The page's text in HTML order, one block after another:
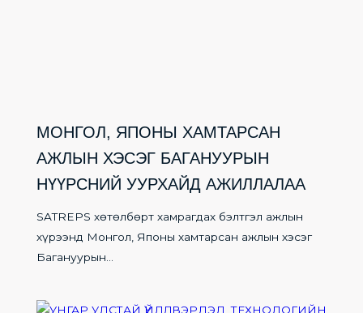
МОНГОЛ, ЯПОНЫ ХАМТАРСАН
АЖЛЫН ХЭСЭГ БАГАНУУРЫН
НҮҮРСНИЙ УУРХАЙД АЖИЛЛАЛАА
SATREPS хөтөлбөрт хамрагдах бэлтгэл ажлын
хүрээнд Монгол, Японы хамтарсан ажлын хэсэг
Багануурын...